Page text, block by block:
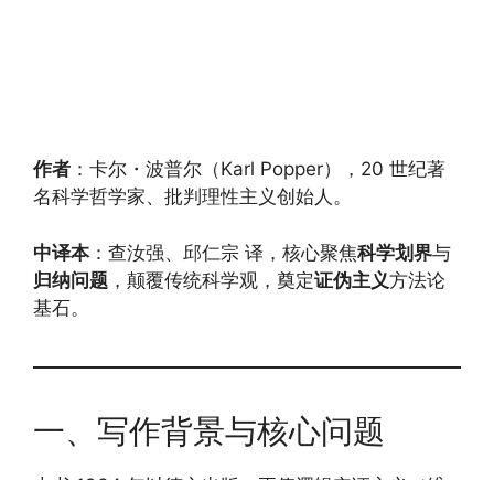
作者 ：卡尔・波普尔（Karl Popper），20 世纪著
名科学哲学家、批判理性主义创始人。
中译本：查汝强、邱仁宗 译，核心聚焦科学划界与
归纳问题 ，颠覆传统科学观，奠定证伪主义方法论
基石。
一、写作背景与核心问题